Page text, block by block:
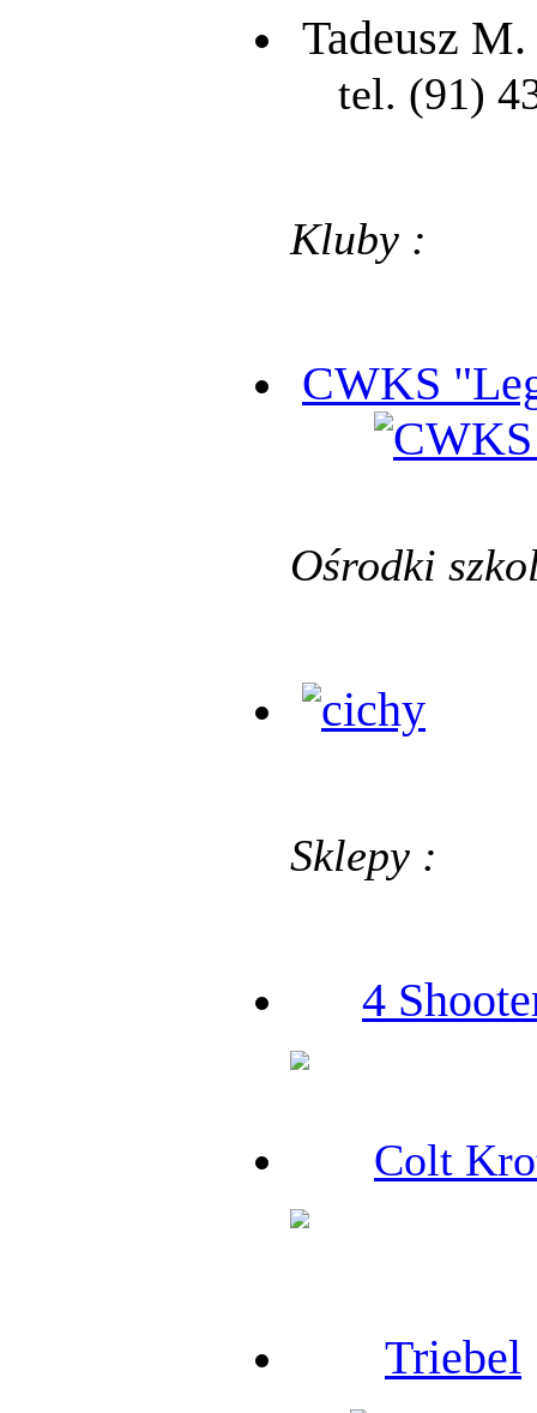
Tadeusz M.
tel. (91)
Kluby :
CWKS
Ośrodki
Sklepy :
4
Colt
Triebel